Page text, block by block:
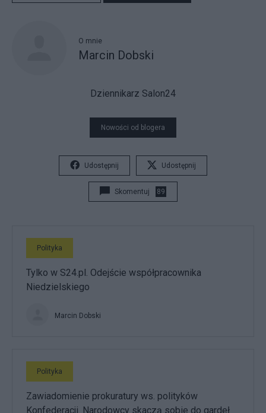
O mnie
Marcin Dobski
Dziennikarz Salon24
Nowości od blogera
Udostępnij Udostępnij
Skomentuj 89
Polityka
Tylko w S24.pl. Odejście współpracownika
Niedzielskiego
Marcin Dobski
Polityka
Zawiadomienie prokuratury ws. polityków
Konfederacji. Narodowcy skaczą sobie do gardeł